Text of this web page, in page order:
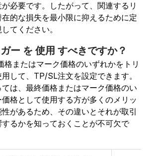
必要です。したがって、関連するリ
的な損失を最小限に抑えるために定
てください。
ー を 使用 すべきですか？
格またはマーク価格のいずれかをトリ
して、TP/SL注文を設定できます。
は、最終価格またはマーク価格のい
格として使用する方が多くのメリッ
性があるため、その違いとそれが取引
るかを知っておくことが不可欠で